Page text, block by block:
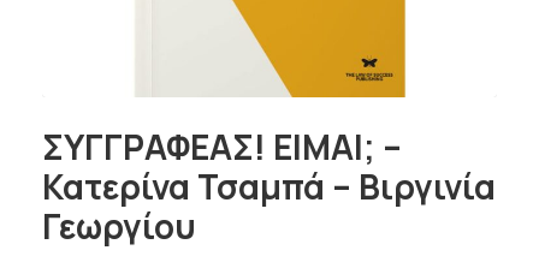
ΣΥΓΓΡΑΦΕΑΣ! ΕΙΜΑΙ; –
Κατερίνα Τσαμπά – Βιργινία
Γεωργίου